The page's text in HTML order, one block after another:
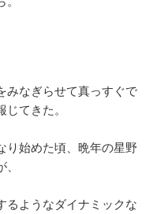
みなぎらせて真っすぐで
てきた。
り始めた頃、晩年の星野
るようなダイナミックな